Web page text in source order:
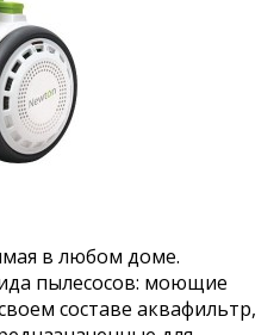
в любом доме.
пылесосов: моющие
составе аквафильтр,